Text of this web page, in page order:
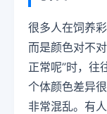
很多人在饲养
而是颜色对不
正常呢”时，往
个体颜色差异
非常混乱。有